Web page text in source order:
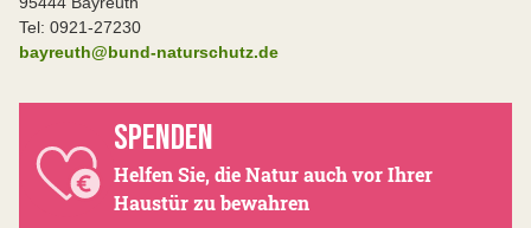
Tel: 0921-27230
bayreuth@bund-naturschutz.de
SPENDEN
Helfen Sie, die Natur auch vor Ihrer
Haustür zu bewahren